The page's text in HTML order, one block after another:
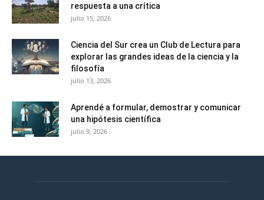
respuesta a una crítica
julio 15, 2026
Ciencia del Sur crea un Club de Lectura para
explorar las grandes ideas de la ciencia y la
filosofía
julio 13, 2026
Aprendé a formular, demostrar y comunicar
una hipótesis científica
julio 9, 2026